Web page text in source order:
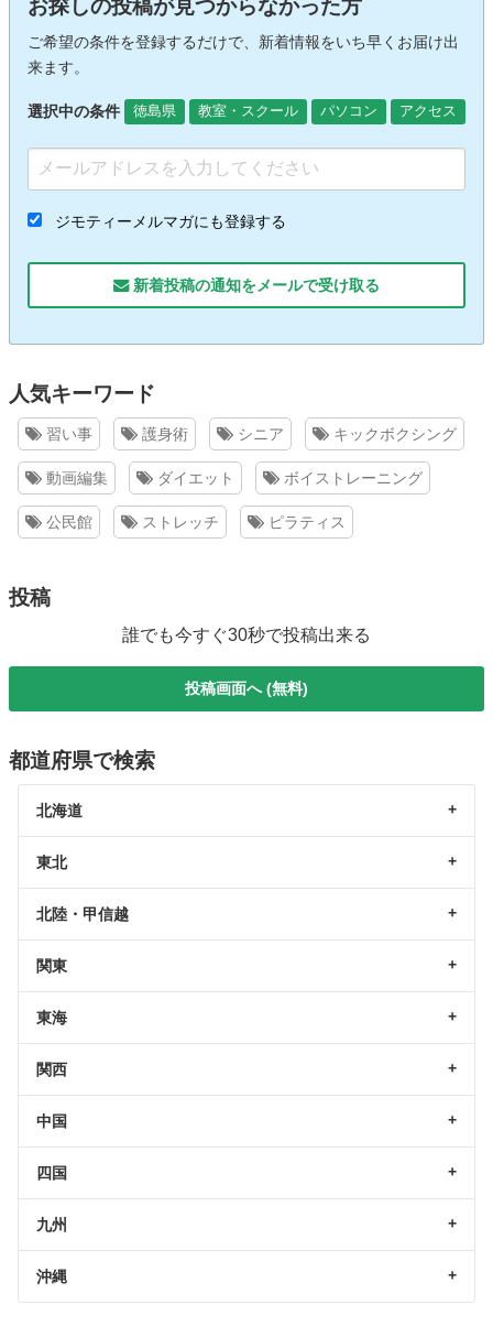
お探しの投稿が見つからなかった方
ご希望の条件を登録するだけで、新着情報をいち早くお届け出
来ます。
選択中の条件 徳島県 教室・スクール パソコン アクセス
ジモティーメルマガにも登録する
新着投稿の通知をメールで受け取る
人気キーワード
習い事 護身術 シニア キックボクシング
動画編集 ダイエット ボイストレーニング
公民館 ストレッチ ピラティス
投稿
誰でも今すぐ30秒で投稿出来る
投稿画面へ (無料)
都道府県で検索
北海道
東北
北陸・甲信越
関東
東海
関西
中国
四国
九州
沖縄